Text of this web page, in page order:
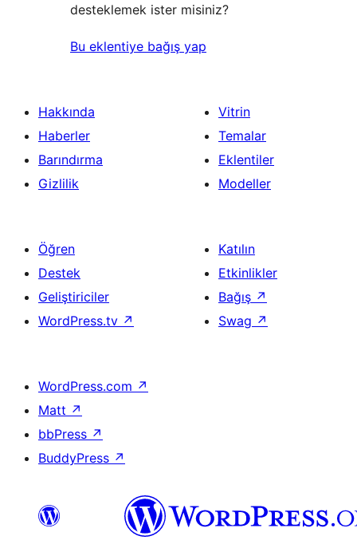
desteklemek ister misiniz?
Bu eklentiye bağış yap
Hakkında
Haberler
Barındırma
Gizlilik
Vitrin
Temalar
Eklentiler
Modeller
Öğren
Destek
Geliştiriciler
WordPress.tv ↗
Katılın
Etkinlikler
Bağış ↗
Swag ↗
WordPress.com ↗
Matt ↗
bbPress ↗
BuddyPress ↗